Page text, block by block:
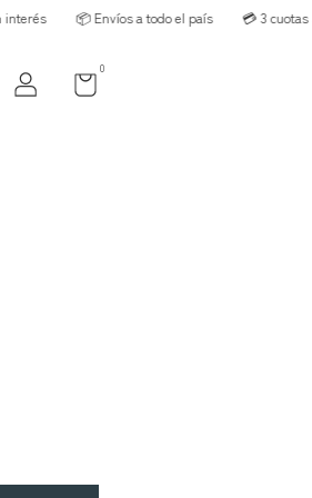
📦 Envíos a todo el país 💳 3 cuotas sin
0